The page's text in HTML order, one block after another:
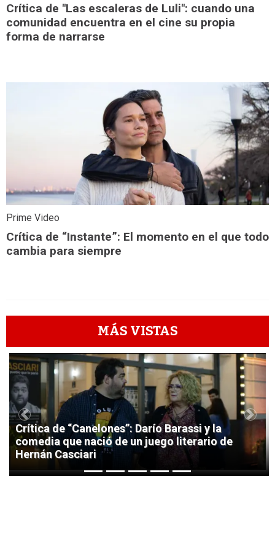
Crítica de "Las escaleras de Luli": cuando una
comunidad encuentra en el cine su propia
forma de narrarse
Prime Video
Crítica de “Instante”: El momento en el que todo
cambia para siempre
MÁS VISTAS
1
Crítica de “Canelones”: Darío Barassi y la
comedia que nació de un juego literario de
Hernán Casciari
Previous Next